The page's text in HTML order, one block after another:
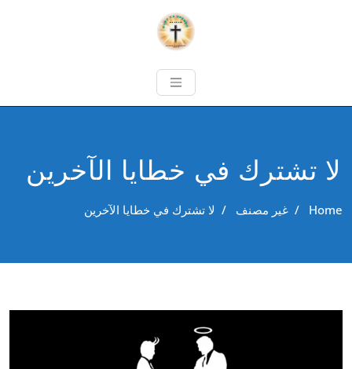
لا تشترك في خطايا الآخرين
Home
/ غير مصنف / لا تشترك في خطايا الآخرين